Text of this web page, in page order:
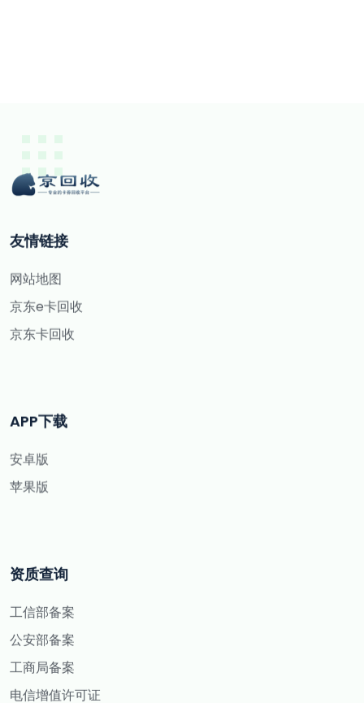
友情链接
网站地图
京东e卡回收
京东卡回收
APP下载
安卓版
苹果版
资质查询
工信部备案
公安部备案
工商局备案
电信增值许可证